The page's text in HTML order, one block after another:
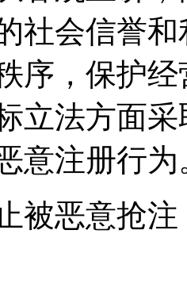
社会信誉
序，保护
立法方面
意注册行为
被恶意抢